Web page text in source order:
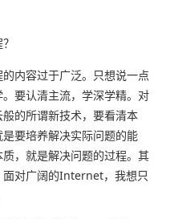
内容过于广泛。只想说一点
要认清主流，学深学精。对
的所谓新技术，要看清本
要培养解决实际问题的能
，就是解决问题的过程。其
面对广阔的Internet，我想只